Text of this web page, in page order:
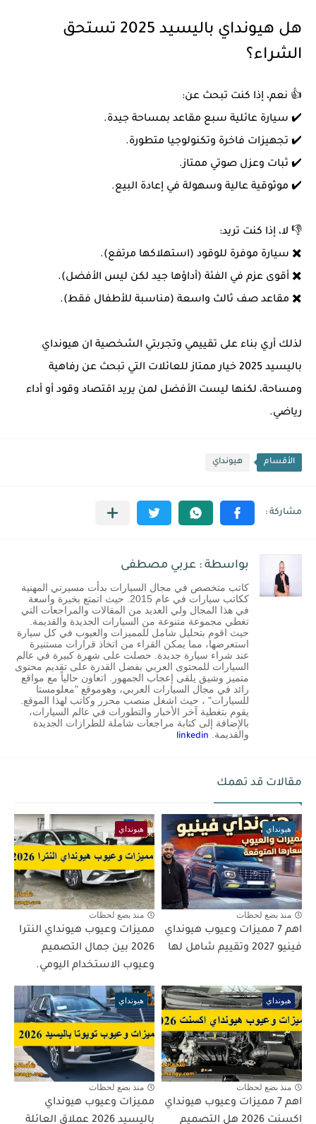
هل هيونداي باليسيد 2025 تستحق
الشراء؟
👍 نعم، إذا كنت تبحث عن:
✔️ سيارة عائلية سبع مقاعد بمساحة جيدة.
✔️ تجهيزات فاخرة وتكنولوجيا متطورة.
✔️ ثبات وعزل صوتي ممتاز.
✔️ موثوقية عالية وسهولة في إعادة البيع.
👎 لا، إذا كنت تريد:
✖️ سيارة موفرة للوقود (استهلاكها مرتفع).
✖️ أقوى عزم في الفئة (أداؤها جيد لكن ليس الأفضل).
✖️ مقاعد صف ثالث واسعة (مناسبة للأطفال فقط).
لذلك أري بناء على تقييمي وتجربتي الشخصية ان هيونداي
باليسيد 2025 خيار ممتاز للعائلات التي تبحث عن رفاهية
ومساحة، لكنها ليست الأفضل لمن يريد اقتصاد وقود أو أداء
رياضي.
الأقسام هيونداي
بواسطة : عربي مصطفى
كاتب متخصص في مجال السيارات بدأت مسيرتي المهنية
ككاتب سيارات في عام 2015. حيث اتمتع بخبرة واسعة
في هذا المجال ولي العديد من المقالات والمراجعات التي
تغطي مجموعة متنوعة من السيارات الجديدة والقديمة.
حيث اقوم بتحليل شامل للمميزات والعيوب في كل سيارة
استعرضها، مما يمكن القراء من اتخاذ قرارات مستنيرة
عند شراء سيارة جديدة. حصلت على شهرة كبيرة في عالم
السيارات للمحتوى العربي بفضل القدرة على تقديم محتوى
متميز وشيق يلقى إعجاب الجمهور. اتعاون حالياً مع مواقع
رائد في مجال السيارات العربي، وهوموقع "معلومستا
للسيارات" ، حيث اشغل منصب محرر وكاتب لهذا الموقع.
يقوم بتغطية آخر الأخبار والتطورات في عالم السيارات،
بالإضافة إلى كتابة مراجعات شاملة للطرازات الجديدة
والقديمة.
linkedin
مقالات قد تهمك
هيونداي
منذ بضع لحظات
اهم 7 مميزات وعيوب هيونداي
فينيو 2027 وتقييم شامل لها
هيونداي
منذ بضع لحظات
مميزات وعيوب هيونداي النترا
2026 بين جمال التصميم
وعيوب الاستخدام اليومي.
هيونداي
منذ بضع لحظات
اهم 7 مميزات وعيوب هيونداي
اكسنت 2026 هل التصميم
هيونداي
منذ بضع لحظات
مميزات وعيوب هيونداي
باليسيد 2026 عملاق العائلة